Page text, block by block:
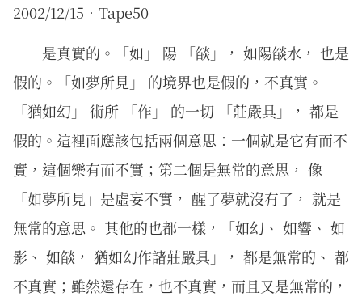
2002/12/15．Tape50
是真實的。「如」 陽 「燄」， 如陽燄水， 也是
假的。「如夢所見」 的境界也是假的，不真實。
「猶如幻」 術所 「作」 的一切 「莊嚴具」， 都是
假的。這裡面應該包括兩個意思：一個就是它有而不
實，這個樂有而不實；第二個是無常的意思， 像
「如夢所見」是虛妄不實， 醒了夢就沒有了， 就是
無常的意思。 其他的也都一樣，「如幻、 如響、 如
影、 如燄， 猶如幻作諸莊嚴具」， 都是無常的、 都
不真實；雖然還存在，也不真實，而且又是無常的，